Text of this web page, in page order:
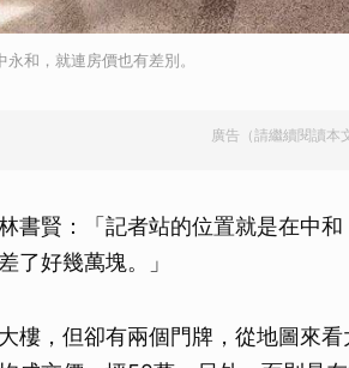
和，就連房價也有差別。
廣告（請繼續閱讀本
書賢：「記者站的位置就是在中
了好幾萬塊。」
樓，但卻有兩個門牌，從地圖來